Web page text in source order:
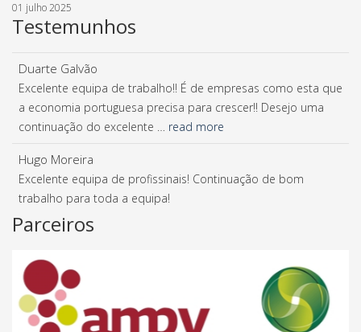
01 julho 2025
Testemunhos
Duarte Galvão
Excelente equipa de trabalho!! É de empresas como esta que
a economia portuguesa precisa para crescer!! Desejo uma
continuação do excelente … read more
Hugo Moreira
Excelente equipa de profissinais! Continuação de bom
trabalho para toda a equipa!
Parceiros